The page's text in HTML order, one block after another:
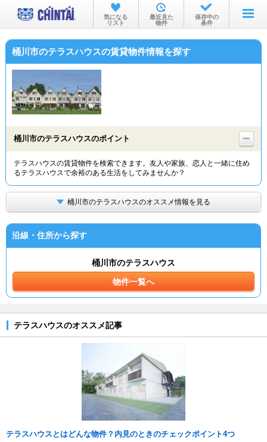
お部屋を探す
沿線・駅から
物件特集から
TOP
気になる
リスト
最近見た
物件
保存中の
条件
桶川市のテラスハウスの賃貸物件情報を探す
桶川市のテラスハウスのポイント
テラスハウスの賃貸物件を検索できます。友人や家族、恋人と一緒に住め
るテラスハウスで余裕のある生活をしてみませんか？
桶川市のテラスハウスのオススメ情報を見る
沿線・住所から探す
桶川市のテラスハウス
物件一覧へ
テラスハウスのオススメ記事
テラスハウスとはどんな物件？内見のときのチェックポイント4つ